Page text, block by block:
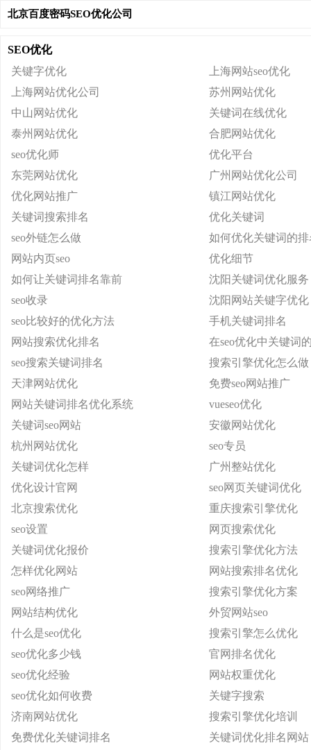
北京百度密码SEO优化公司
SEO优化
关键字优化
上海网站seo优化
上海网站优化公司
苏州网站优化
中山网站优化
关键词在线优化
泰州网站优化
合肥网站优化
seo优化师
优化平台
东莞网站优化
广州网站优化公司
优化网站推广
镇江网站优化
关键词搜索排名
优化关键词
seo外链怎么做
如何优化关键词的排
网站内页seo
优化细节
如何让关键词排名靠前
沈阳关键词优化服务
seo收录
沈阳网站关键字优化
seo比较好的优化方法
手机关键词排名
网站搜索优化排名
在seo优化中关键词
seo搜索关键词排名
搜索引擎优化怎么做
天津网站优化
免费seo网站推广
网站关键词排名优化系统
vueseo优化
关键词seo网站
安徽网站优化
杭州网站优化
seo专员
关键词优化怎样
广州整站优化
优化设计官网
seo网页关键词优化
北京搜索优化
重庆搜索引擎优化
seo设置
网页搜索优化
关键词优化报价
搜索引擎优化方法
怎样优化网站
网站搜索排名优化
seo网络推广
搜索引擎优化方案
网站结构优化
外贸网站seo
什么是seo优化
搜索引擎怎么优化
seo优化多少钱
官网排名优化
seo优化经验
网站权重优化
seo优化如何收费
关键字搜索
济南网站优化
搜索引擎优化培训
免费优化关键词排名
关键词优化排名网站